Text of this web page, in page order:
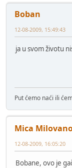
Boban
12-08-2009, 15:49:43
ja u svom životu
Put ćemo naći ili
Mica
12-08-2009, 16:05:20
Bobane, ovo je